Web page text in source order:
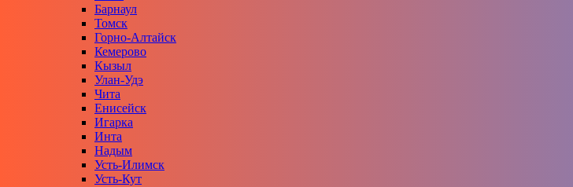
Барнаул
Томск
Горно-Алтайск
Кемерово
Кызыл
Улан-Удэ
Чита
Енисейск
Игарка
Инта
Надым
Усть-Илимск
Усть-Кут